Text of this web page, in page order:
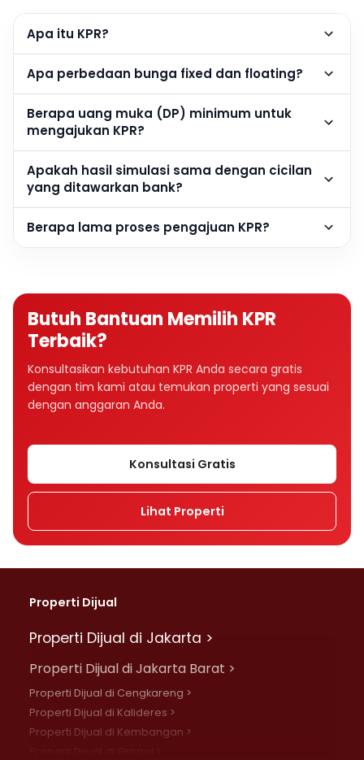
Apa itu KPR?
Apa perbedaan bunga fixed dan floating?
Berapa uang muka (DP) minimum untuk
mengajukan KPR?
Apakah hasil simulasi sama dengan cicilan
yang ditawarkan bank?
Berapa lama proses pengajuan KPR?
Butuh Bantuan Memilih KPR
Terbaik?
Konsultasikan kebutuhan KPR Anda secara gratis
dengan tim kami atau temukan properti yang sesuai
dengan anggaran Anda.
Konsultasi Gratis
Lihat Properti
Properti Dijual
Properti Dijual di Jakarta >
Properti Dijual di Jakarta Barat >
Properti Dijual di Cengkareng >
Properti Dijual di Kalideres >
Properti Dijual di Kembangan >